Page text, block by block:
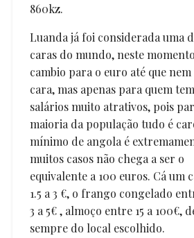
860kz.
Luanda já foi considerada uma
caras do mundo, neste
cambio para o euro até que nem
cara, mas apenas para quem
salários muito atrativos, pois
maioria da população tudo é
mínimo de angola é
muitos casos não chega a ser o
equivalente a 100 euros. Cá um
1.5 a 3 €, o frango congelado
3 a 5€ , almoço entre 15 a 100€,
sempre do local escolhido.